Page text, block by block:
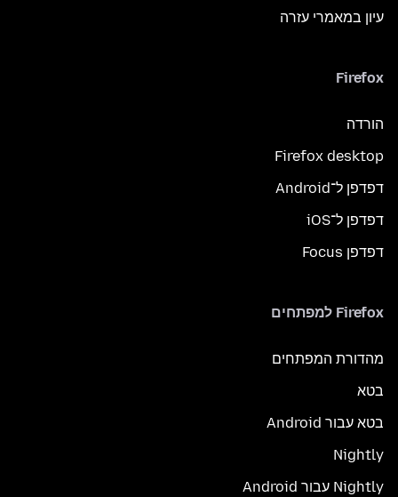
עיון במאמרי עזרה
Firefox
הורדה
Firefox desktop
דפדפן ל־Android
דפדפן ל־iOS
דפדפן Focus
Firefox למפתחים
מהדורת המפתחים
בטא
בטא עבור Android
Nightly
Nightly עבור Android